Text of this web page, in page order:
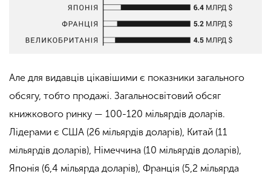
Але для видавців цікавішими є показники загального
обсягу, тобто продажі. Загальносвітовий обсяг
книжкового ринку — 100-120 мільярдів доларів.
Лідерами є США (26 мільярдів доларів), Китай (11
мільярдів доларів), Німеччина (10 мільярдів доларів),
Японія (6,4 мільярда доларів), Франція (5,2 мільярда